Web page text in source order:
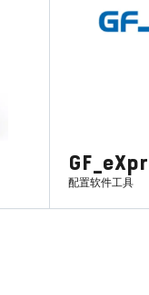
配置软件工具